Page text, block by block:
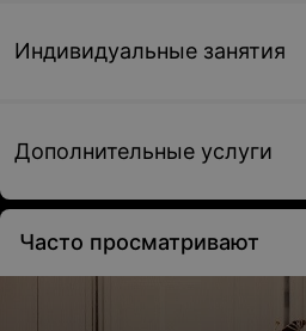
Индивидуальные занятия
Дополнительные услуги
Часто просматривают